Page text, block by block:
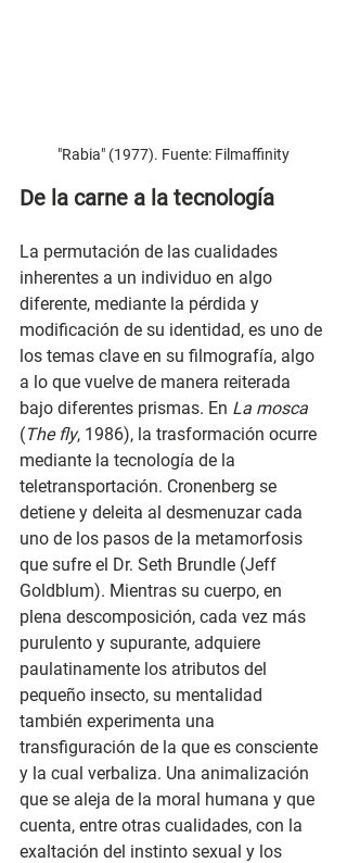
"Rabia" (1977). Fuente: Filmaffinity
De la carne a la tecnología
La permutación de las cualidades
inherentes a un individuo en algo
diferente, mediante la pérdida y
modificación de su identidad, es uno de
los temas clave en su filmografía, algo
a lo que vuelve de manera reiterada
bajo diferentes prismas. En La mosca
(The fly, 1986), la trasformación ocurre
mediante la tecnología de la
teletransportación. Cronenberg se
detiene y deleita al desmenuzar cada
uno de los pasos de la metamorfosis
que sufre el Dr. Seth Brundle (Jeff
Goldblum). Mientras su cuerpo, en
plena descomposición, cada vez más
purulento y supurante, adquiere
paulatinamente los atributos del
pequeño insecto, su mentalidad
también experimenta una
transfiguración de la que es consciente
y la cual verbaliza. Una animalización
que se aleja de la moral humana y que
cuenta, entre otras cualidades, con la
exaltación del instinto sexual y los